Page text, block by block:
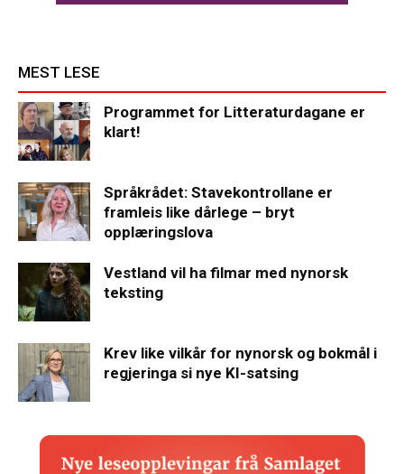
MEST LESE
Programmet for Litteraturdagane er
klart!
Språkrådet: Stavekontrollane er
framleis like dårlege – bryt
opplæringslova
Vestland vil ha filmar med nynorsk
teksting
Krev like vilkår for nynorsk og bokmål i
regjeringa si nye KI-satsing